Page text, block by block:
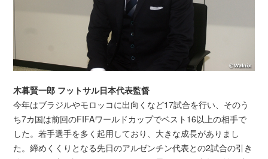
木暮賢一郎 フットサル日本代表監督
今年はブラジルやモロッコに出向くなど17試合を行い、そのう
ち7カ国は前回のFIFAワールドカップでベスト16以上の相手で
した。若手選手を多く起用しており、大きな成長がありまし
た。締めくくりとなる先日のアルゼンチン代表との2試合の引き